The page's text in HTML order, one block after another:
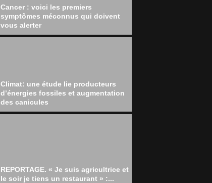
Cancer : voici les premiers
symptômes méconnus qui doivent
vous alerter
Climat: une étude lie producteurs
d’énergies fossiles et augmentation
des canicules
REPORTAGE. « Je suis agricultrice et
le soir je tiens un restaurant » :...